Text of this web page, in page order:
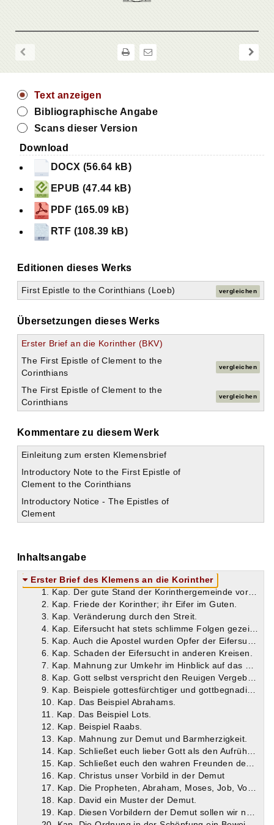
Text anzeigen
Bibliographische Angabe
Scans dieser Version
Download
DOCX (56.64 kB)
EPUB (47.44 kB)
PDF (165.09 kB)
RTF (108.39 kB)
Editionen dieses Werks
First Epistle to the Corinthians (Loeb) vergleichen
Übersetzungen dieses Werks
Erster Brief an die Korinther (BKV)
The First Epistle of Clement to the
Corinthians
vergleichen
The First Epistle of Clement to the
Corinthians
vergleichen
Kommentare zu diesem Werk
Einleitung zum ersten Klemensbrief
Introductory Note to the First Epistle of
Clement to the Corinthians
Introductory Notice - The Epistles of
Clement
Inhaltsangabe
Erster Brief des Klemens an die Korinther
1. Kap. Der gute Stand der Korinthergemeinde vor dem Streit.
2. Kap. Friede der Korinther; ihr Eifer im Guten.
3. Kap. Veränderung durch den Streit.
4. Kap. Eifersucht hat stets schlimme Folgen gezeitigt.
5. Kap. Auch die Apostel wurden Opfer der Eifersucht.
6. Kap. Schaden der Eifersucht in anderen Kreisen.
7. Kap. Mahnung zur Umkehr im Hinblick auf das Blut Christi.
8. Kap. Gott selbst verspricht den Reuigen Vergebung.
9. Kap. Beispiele gottesfürchtiger und gottbegnadigter Männer: Enoch und Noe.
10. Kap. Das Beispiel Abrahams.
11. Kap. Das Beispiel Lots.
12. Kap. Beispiel Raabs.
13. Kap. Mahnung zur Demut und Barmherzigkeit.
14. Kap. Schließet euch lieber Gott als den Aufrührern an!
15. Kap. Schließet euch den wahren Freunden des Friedens an!
16. Kap. Christus unser Vorbild in der Demut
17. Kap. Die Propheten, Abraham, Moses, Job, Vorbilder der Demut.
18. Kap. David ein Muster der Demut.
19. Kap. Diesen Vorbildern der Demut sollen wir nacheifern.